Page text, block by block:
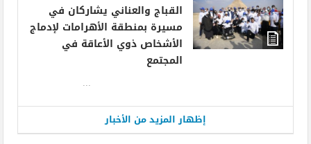
القباج والعناني يشاركان في
مسيرة بمنطقة الأهرامات لإدماج
الأشخاص ذوي الأعاقة في
المجتمع
إظهار المزيد من الأخبار